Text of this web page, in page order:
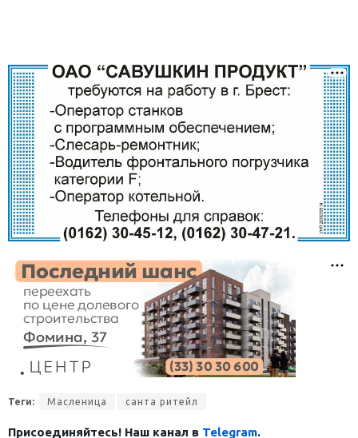
Теги: Масленица санта ритейл
Присоединяйтесь! Наш канал в Telegram.